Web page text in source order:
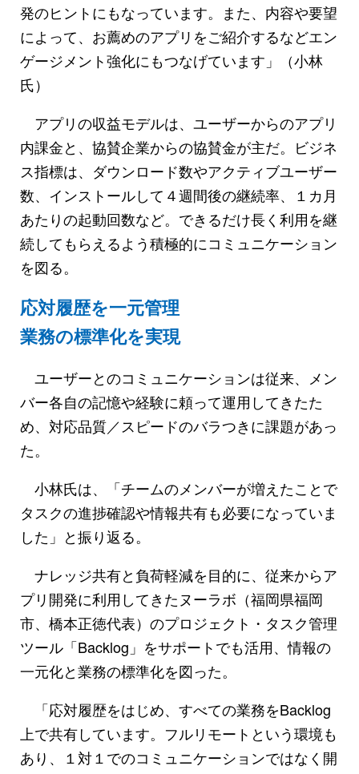
発のヒントにもなっています。また、内容や要望
によって、お薦めのアプリをご紹介するなどエン
ゲージメント強化にもつなげています」（小林
氏）
アプリの収益モデルは、ユーザーからのアプリ
内課金と、協賛企業からの協賛金が主だ。ビジネ
ス指標は、ダウンロード数やアクティブユーザー
数、インストールして４週間後の継続率、１カ月
あたりの起動回数など。できるだけ長く利用を継
続してもらえるよう積極的にコミュニケーション
を図る。
応対履歴を一元管理
業務の標準化を実現
ユーザーとのコミュニケーションは従来、メン
バー各自の記憶や経験に頼って運用してきたた
め、対応品質／スピードのバラつきに課題があっ
た。
小林氏は、「チームのメンバーが増えたことで
タスクの進捗確認や情報共有も必要になっていま
した」と振り返る。
ナレッジ共有と負荷軽減を目的に、従来からア
プリ開発に利用してきたヌーラボ（福岡県福岡
市、橋本正徳代表）のプロジェクト・タスク管理
ツール「Backlog」をサポートでも活用、情報の
一元化と業務の標準化を図った。
「応対履歴をはじめ、すべての業務をBacklog
上で共有しています。フルリモートという環境も
あり、１対１でのコミュニケーションではなく開